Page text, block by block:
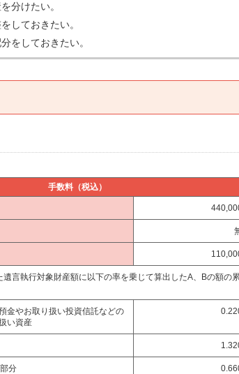
分けたい。
しておきたい。
をしておきたい。
手数料（税込）
言執行対象財産額に以下の率を乗じて算出したA、Bの額の
金やお取り扱い投資信託などの
い資産
分